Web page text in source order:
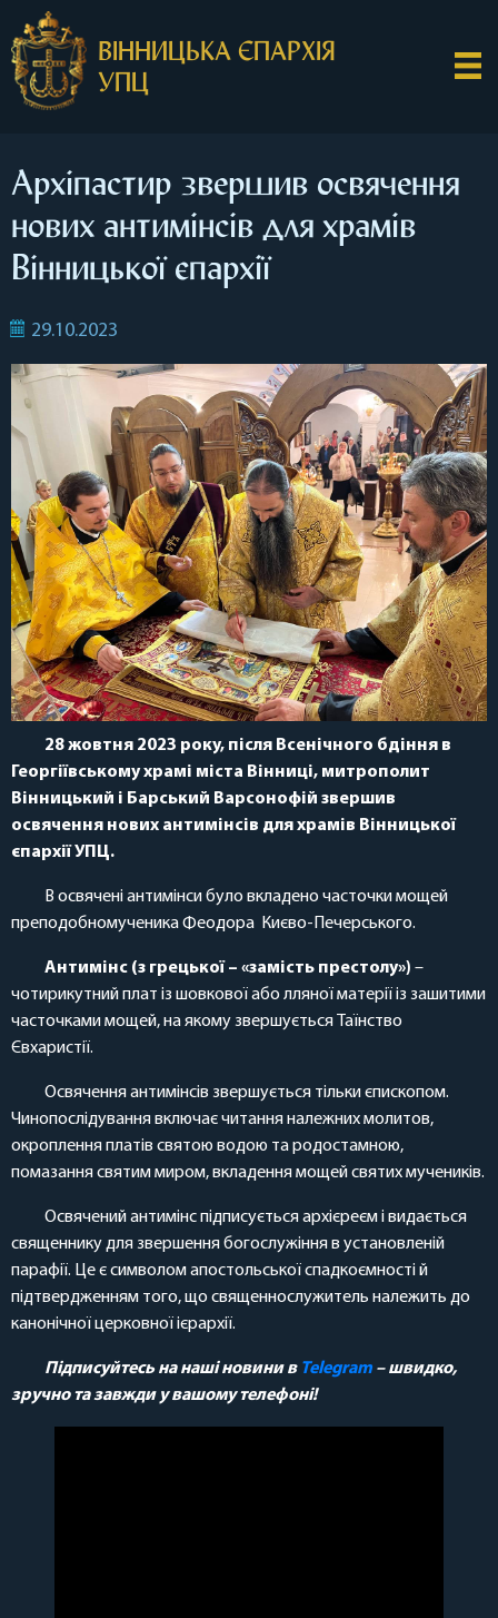
ВІННИЦЬКА ЄПАРХІЯ
УПЦ
Архіпастир звершив освячення
нових антимінсів для храмів
Вінницької єпархії
29.10.2023
28 жовтня 2023 року, після Всенічного бдіння в
Георгіївському храмі міста Вінниці, митрополит
Вінницький і Барський Варсонофій звершив
освячення нових антимінсів для храмів Вінницької
єпархії УПЦ.
В освячені антимінси було вкладено часточки мощей
преподобномученика Феодора Києво-Печерського.
Антимінс (з грецької – «замість престолу») –
чотирикутний плат із шовкової або лляної матерії із зашитими
часточками мощей, на якому звершується Таїнство
Євхаристії.
Освячення антимінсів звершується тільки єпископом.
Чинопослідування включає читання належних молитов,
окроплення платів святою водою та родостамною,
помазання святим миром, вкладення мощей святих мучеників.
Освячений антимінс підписується архієреєм і видається
священнику для звершення богослужіння в установленій
парафії. Це є символом апостольської спадкоємності й
підтвердженням того, що священнослужитель належить до
канонічної церковної ієрархії.
Підписуйтесь на наші новини в Telegram – швидко,
зручно та завжди у вашому телефоні!